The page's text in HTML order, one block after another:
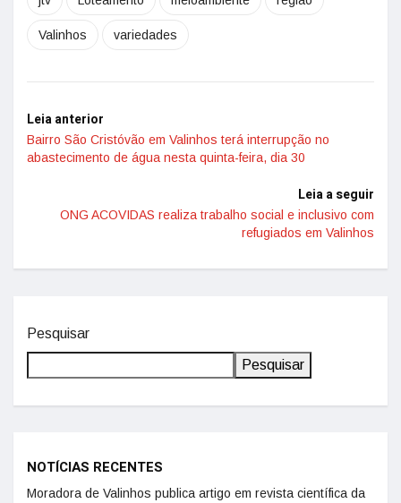
Valinhos variedades
Leia anterior
Bairro São Cristóvão em Valinhos terá interrupção no
abastecimento de água nesta quinta-feira, dia 30
Leia a seguir
ONG ACOVIDAS realiza trabalho social e inclusivo com
refugiados em Valinhos
Pesquisar
Pesquisar
NOTÍCIAS RECENTES
Moradora de Valinhos publica artigo em revista científica da